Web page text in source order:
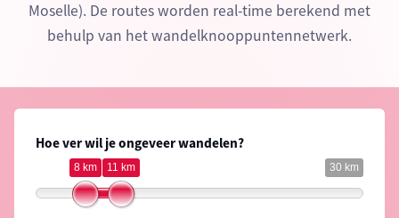
Moselle). De routes worden real-time berekend met
behulp van het wandelknooppuntennetwerk.
Hoe ver wil je ongeveer wandelen?
30 km
8 km 11 km